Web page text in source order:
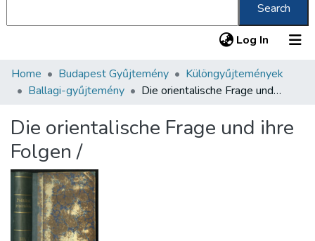
Search
Log In (current)
Communities & Collections
Statistics
About us
Home Budapest Gyűjtemény
Különgyűjtemények
Ballagi-gyűjtemény
Die orientalische Frage und ihre Folgen /
Die orientalische Frage und ihre
Folgen /